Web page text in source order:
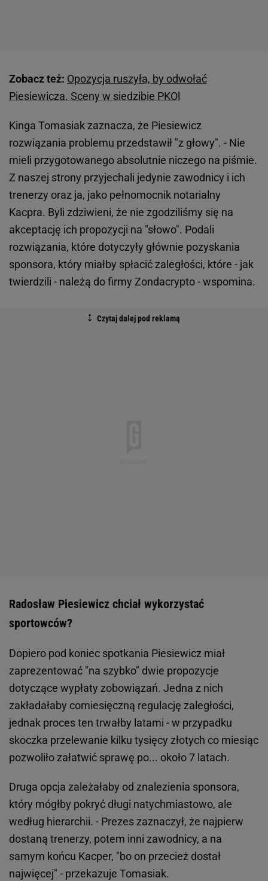
Zobacz też: Opozycja ruszyła, by odwołać
Piesiewicza. Sceny w siedzibie PKOl
Kinga Tomasiak zaznacza, że Piesiewicz
rozwiązania problemu przedstawił "z głowy". - Nie
mieli przygotowanego absolutnie niczego na piśmie.
Z naszej strony przyjechali jedynie zawodnicy i ich
trenerzy oraz ja, jako pełnomocnik notarialny
Kacpra. Byli zdziwieni, że nie zgodziliśmy się na
akceptację ich propozycji na "słowo". Podali
rozwiązania, które dotyczyły głównie pozyskania
sponsora, który miałby spłacić zaległości, które - jak
twierdzili - należą do firmy Zondacrypto - wspomina.
Radosław Piesiewicz chciał wykorzystać
sportowców?
Dopiero pod koniec spotkania Piesiewicz miał
zaprezentować "na szybko" dwie propozycje
dotyczące wypłaty zobowiązań. Jedna z nich
zakładałaby comiesięczną regulację zaległości,
jednak proces ten trwałby latami - w przypadku
skoczka przelewanie kilku tysięcy złotych co miesiąc
pozwoliło załatwić sprawę po... około 7 latach.
Druga opcja zależałaby od znalezienia sponsora,
który mógłby pokryć długi natychmiastowo, ale
według hierarchii. - Prezes zaznaczył, że najpierw
dostaną trenerzy, potem inni zawodnicy, a na
samym końcu Kacper, "bo on przecież dostał
najwięcej" - przekazuje Tomasiak.